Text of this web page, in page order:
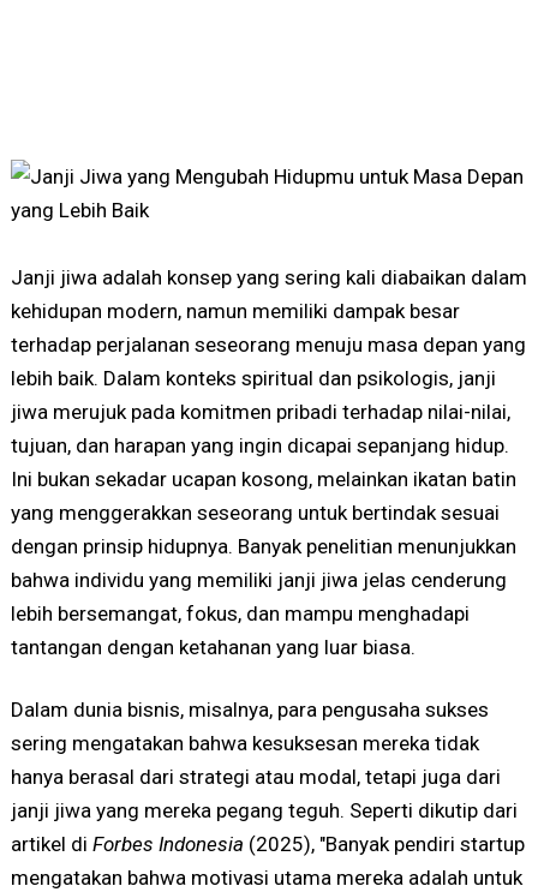
Janji jiwa adalah konsep yang sering kali diabaikan dalam
kehidupan modern, namun memiliki dampak besar
terhadap perjalanan seseorang menuju masa depan yang
lebih baik. Dalam konteks spiritual dan psikologis, janji
jiwa merujuk pada komitmen pribadi terhadap nilai-nilai,
tujuan, dan harapan yang ingin dicapai sepanjang hidup.
Ini bukan sekadar ucapan kosong, melainkan ikatan batin
yang menggerakkan seseorang untuk bertindak sesuai
dengan prinsip hidupnya. Banyak penelitian menunjukkan
bahwa individu yang memiliki janji jiwa jelas cenderung
lebih bersemangat, fokus, dan mampu menghadapi
tantangan dengan ketahanan yang luar biasa.
Dalam dunia bisnis, misalnya, para pengusaha sukses
sering mengatakan bahwa kesuksesan mereka tidak
hanya berasal dari strategi atau modal, tetapi juga dari
janji jiwa yang mereka pegang teguh. Seperti dikutip dari
artikel di Forbes Indonesia (2025), "Banyak pendiri startup
mengatakan bahwa motivasi utama mereka adalah untuk